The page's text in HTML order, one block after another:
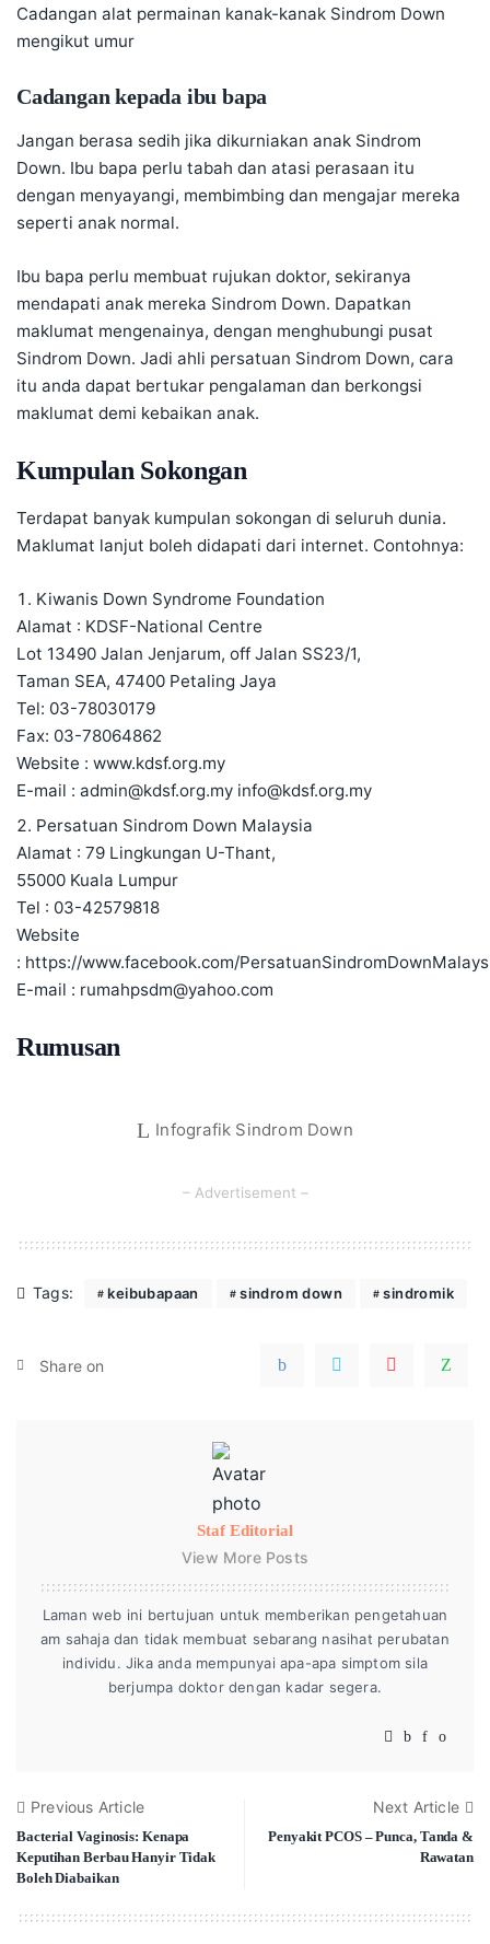
Cadangan alat permainan kanak-kanak Sindrom Down
mengikut umur
Cadangan kepada ibu bapa
Jangan berasa sedih jika dikurniakan anak Sindrom
Down. Ibu bapa perlu tabah dan atasi perasaan itu
dengan menyayangi, membimbing dan mengajar mereka
seperti anak normal.
Ibu bapa perlu membuat rujukan doktor, sekiranya
mendapati anak mereka Sindrom Down. Dapatkan
maklumat mengenainya, dengan menghubungi pusat
Sindrom Down. Jadi ahli persatuan Sindrom Down, cara
itu anda dapat bertukar pengalaman dan berkongsi
maklumat demi kebaikan anak.
Kumpulan Sokongan
Terdapat banyak kumpulan sokongan di seluruh dunia.
Maklumat lanjut boleh didapati dari internet. Contohnya:
Kiwanis Down Syndrome Foundation
Alamat : KDSF-National Centre
Lot 13490 Jalan Jenjarum, off Jalan SS23/1,
Taman SEA, 47400 Petaling Jaya
Tel: 03-78030179
Fax: 03-78064862
Website : www.kdsf.org.my
E-mail : admin@kdsf.org.my info@kdsf.org.my
Persatuan Sindrom Down Malaysia
Alamat : 79 Lingkungan U-Thant,
55000 Kuala Lumpur
Tel : 03-42579818
Website
: https://www.facebook.com/
E-mail : rumahpsdm@yahoo.com
Rumusan
Infografik Sindrom Down
– Advertisement –
Tags: keibubapaan sindrom down sindromik
Share on
Staf Editorial
View More Posts
Laman web ini bertujuan untuk memberikan pengetahuan
am sahaja dan tidak membuat sebarang nasihat perubatan
individu. Jika anda mempunyai apa-apa simptom sila
berjumpa doktor dengan kadar segera.
Previous Article
Bacterial Vaginosis: Kenapa
Keputihan Berbau Hanyir Tidak
Boleh Diabaikan
Next Article
Penyakit PCOS – Punca, Tanda &
Rawatan